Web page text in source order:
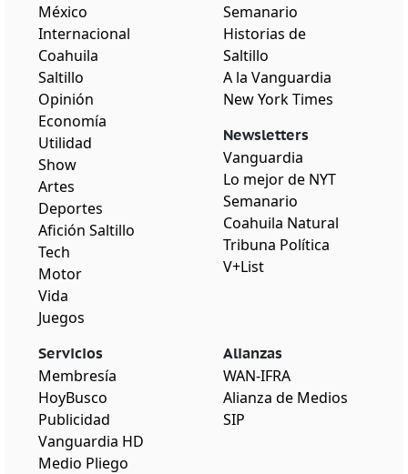
México
Internacional
Coahuila
Saltillo
Opinión
Economía
Utilidad
Show
Artes
Deportes
Afición Saltillo
Tech
Motor
Vida
Juegos
Semanario
Historias de
Saltillo
A la Vanguardia
New York Times
Newsletters
Vanguardia
Lo mejor de NYT
Semanario
Coahuila Natural
Tribuna Política
V+List
Servicios
Membresía
HoyBusco
Publicidad
Vanguardia HD
Medio Pliego
Alianzas
WAN-IFRA
Alianza de Medios
SIP